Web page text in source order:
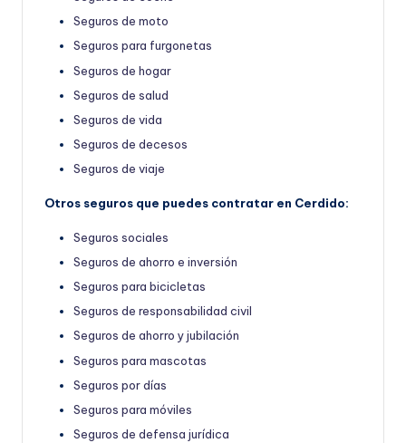
Seguros de moto
Seguros para furgonetas
Seguros de hogar
Seguros de salud
Seguros de vida
Seguros de decesos
Seguros de viaje
Otros seguros que puedes contratar en Cerdido:
Seguros sociales
Seguros de ahorro e inversión
Seguros para bicicletas
Seguros de responsabilidad civil
Seguros de ahorro y jubilación
Seguros para mascotas
Seguros por días
Seguros para móviles
Seguros de defensa jurídica